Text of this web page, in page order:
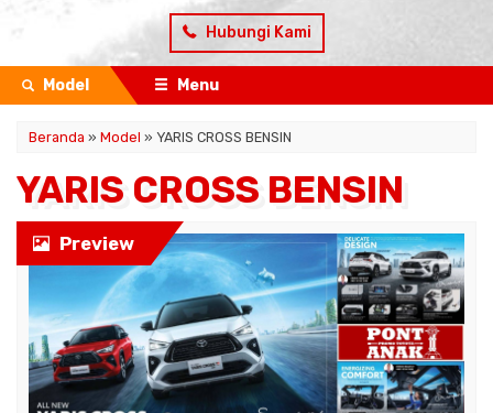
Hubungi Kami
Model Menu
Beranda » Model » YARIS CROSS BENSIN
YARIS CROSS BENSIN
Preview